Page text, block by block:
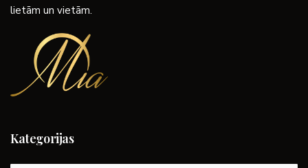
lietām un vietām.
Kategorijas